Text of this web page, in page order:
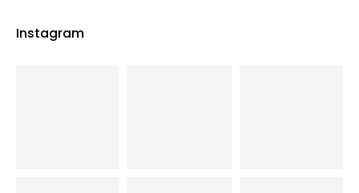
Instagram